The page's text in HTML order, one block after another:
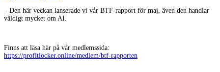
– Den här veckan lanserade vi vår BTF-rapport för maj, även den handlar
väldigt mycket om AI.
Finns att läsa här på vår medlemssida:
https://profitlocker.online/medlem/btf-rapporten